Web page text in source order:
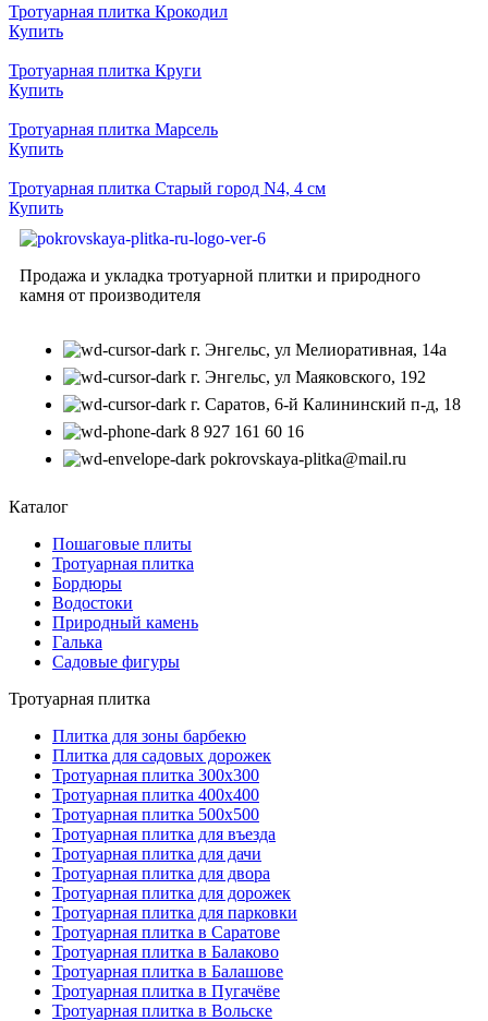
Тротуарная плитка Крокодил
Купить
Тротуарная плитка Круги
Купить
Тротуарная плитка Марсель
Купить
Тротуарная плитка Старый город N4, 4 см
Купить
Продажа и укладка тротуарной плитки и природного
камня от производителя
г. Энгельс, ул Мелиоративная, 14а
г. Энгельс, ул Маяковского, 192
г. Саратов, 6-й Калининский п-д, 18
8 927 161 60 16
pokrovskaya-plitka@mail.ru
Каталог
Пошаговые плиты
Тротуарная плитка
Бордюры
Водостоки
Природный камень
Галька
Садовые фигуры
Тротуарная плитка
Плитка для зоны барбекю
Плитка для садовых дорожек
Тротуарная плитка 300х300
Тротуарная плитка 400х400
Тротуарная плитка 500х500
Тротуарная плитка для въезда
Тротуарная плитка для дачи
Тротуарная плитка для двора
Тротуарная плитка для дорожек
Тротуарная плитка для парковки
Тротуарная плитка в Саратове
Тротуарная плитка в Балаково
Тротуарная плитка в Балашове
Тротуарная плитка в Пугачёве
Тротуарная плитка в Вольске